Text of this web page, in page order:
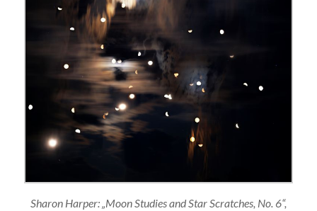
Sharon Harper: „Moon Studies and Star Scratches, No. 6“,